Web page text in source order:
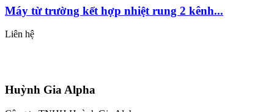
Máy từ trường kết hợp nhiệt rung 2 kênh...
Liên hệ
Huỳnh Gia Alpha